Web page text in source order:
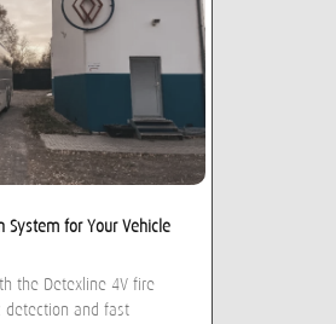
System for Your Vehicle
the Detexline 4V fire
detection and fast